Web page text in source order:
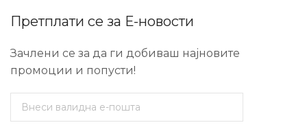
Претплати се за Е-новости
Зачлени се за да ги добиваш најновите
промоции и попусти!